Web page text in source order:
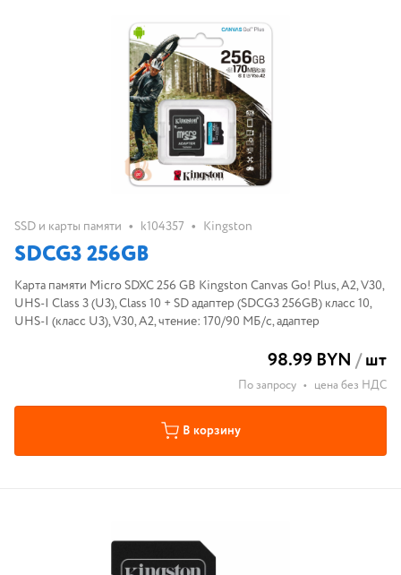
SSD и карты памяти • k104357 • Kingston
SDCG3 256GB
Карта памяти Micro SDXC 256 GB Kingston Canvas Go! Plus, A2, V30,
UHS-I Class 3 (U3), Class 10 + SD адаптер (SDCG3 256GB) класс 10,
UHS-I (класс U3), V30, A2, чтение: 170/90 МБ/с, адаптер
98.99 BYN /шт
По запросу • цена без НДС
В корзину